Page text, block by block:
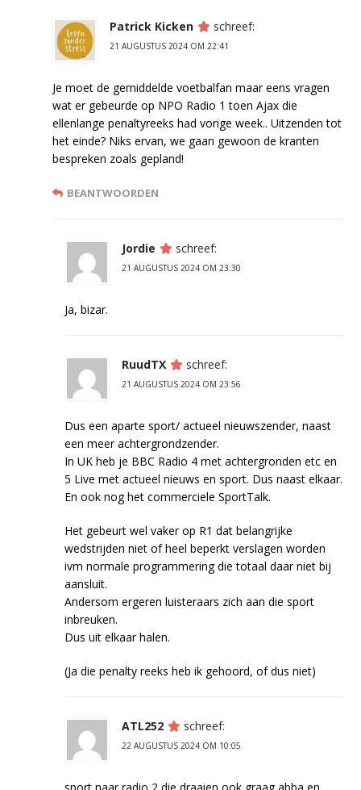
Patrick Kicken schreef:
21 AUGUSTUS 2024 OM 22:41
Je moet de gemiddelde voetbalfan maar eens vragen
wat er gebeurde op NPO Radio 1 toen Ajax die
ellenlange penaltyreeks had vorige week.. Uitzenden tot
het einde? Niks ervan, we gaan gewoon de kranten
bespreken zoals gepland!
BEANTWOORDEN
Jordie schreef:
21 AUGUSTUS 2024 OM 23:30
Ja, bizar.
RuudTX schreef:
21 AUGUSTUS 2024 OM 23:56
Dus een aparte sport/ actueel nieuwszender, naast
een meer achtergrondzender.
In UK heb je BBC Radio 4 met achtergronden etc en
5 Live met actueel nieuws en sport. Dus naast elkaar.
En ook nog het commerciele SportTalk.
Het gebeurt wel vaker op R1 dat belangrijke
wedstrijden niet of heel beperkt verslagen worden
ivm normale programmering die totaal daar niet bij
aansluit.
Andersom ergeren luisteraars zich aan die sport
inbreuken.
Dus uit elkaar halen.
(Ja die penalty reeks heb ik gehoord, of dus niet)
ATL252 schreef:
22 AUGUSTUS 2024 OM 10:05